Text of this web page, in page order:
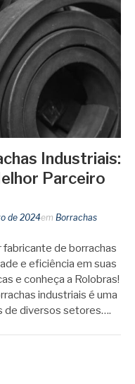
Industriais:
Parceiro
de 2024em Borrachas
fabricante de borrachas
e eficiência em suas
e conheça a Rolobras!
industriais é uma
de diversos setores….